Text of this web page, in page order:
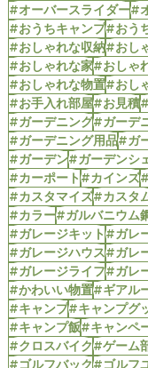
#オーバースライダー#
#おうちキャンプ#おう
#おしゃれな収納#おし
#おしゃれな家#おしゃ
#おしゃれな物置#おし
#お手入れ部屋#お見積
#ガーデニング#ガーデ
#ガーデニング用品#ガ
#ガーデン#ガーデンシ
#カーポート#カインズ
#カスタマイズ#カスタ
#カラー#ガルバニウム
#ガレージキット#ガレ
#ガレージハウス#ガレ
#ガレージライフ#ガレ
#かわいい物置#ギアル
#キャンプ#キャンプグ
#キャンプ飯#キャンペ
#クロスバイク#ゲーム
#ゴルフバック#ゴルフ